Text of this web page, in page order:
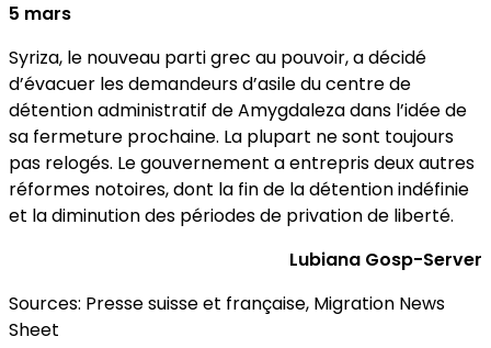
5 mars
Syriza, le nouveau parti grec au pouvoir, a décidé
d’évacuer les demandeurs d’asile du centre de
détention administratif de Amygdaleza dans l’idée de
sa fermeture prochaine. La plupart ne sont toujours
pas relogés. Le gouvernement a entrepris deux autres
réformes notoires, dont la fin de la détention indéfinie
et la diminution des périodes de privation de liberté.
Lubiana Gosp-Server
Sources: Presse suisse et française, Migration News
Sheet